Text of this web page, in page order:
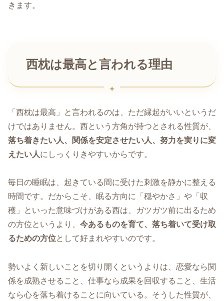
きます。
西枕は最高と言われる理由
「西枕は最高」と言われるのは、ただ縁起がいいというだ
けではありません。西という方角が持つとされる性質が、
落ち着きたい人、関係を安定させたい人、努力を実りに変
えたい人にしっくりきやすいからです。
毎日の睡眠は、起きている間に受けた刺激を静かに整える
時間です。だからこそ、眠る方向に「穏やかさ」や「収
穫」といった意味づけがある西は、ガツガツ前に出るため
の方位というより、 今あるものを育て、落ち着いて受け取
るための方位として好まれやすいのです。
勢いよく新しいことを切り開くというよりは、恋愛なら関
係を成熟させること、仕事なら成果を回収すること、生活
なら心を落ち着けることに向いている。そうした性質が、